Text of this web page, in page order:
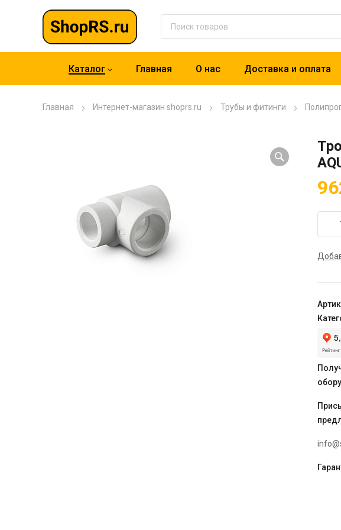
Каталог Главная О нас Доставка и оплата
Главная Интернет-магазин shoprs.ru Трубы и фитинги
"PRO